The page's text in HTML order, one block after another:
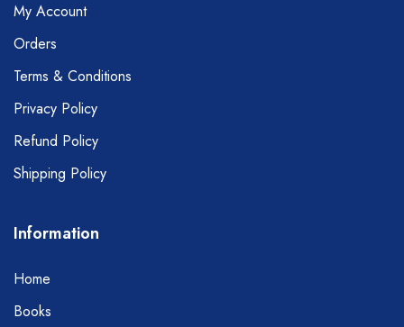
My Account
Orders
Terms & Conditions
Privacy Policy
Refund Policy
Shipping Policy
Information
Home
Books